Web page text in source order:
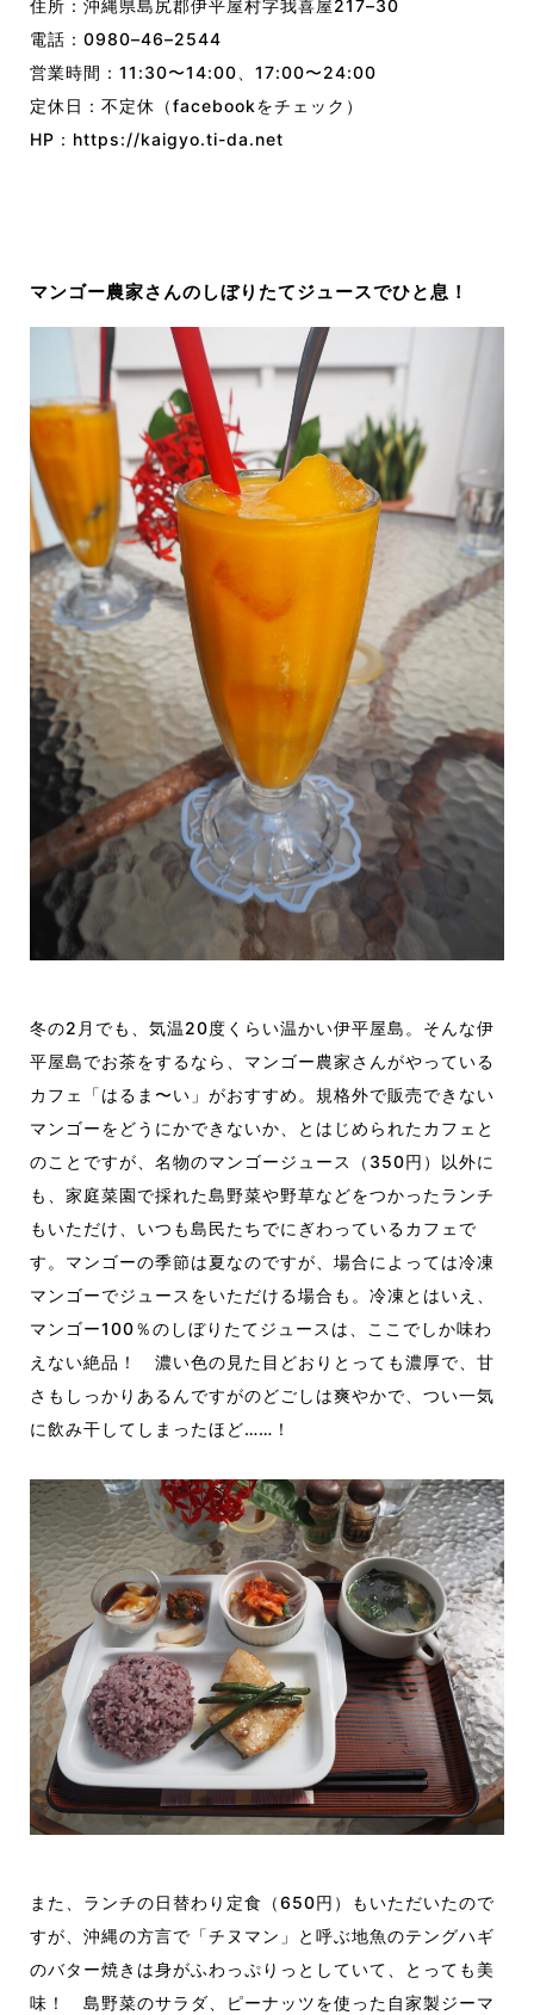
住所：沖縄県島尻郡伊平屋村字我喜屋217–30
電話： 0980–46–2544
営業時間： 11 :30〜14:00、17:00〜24:00
定休日：不定休（facebookをチェック）
HP： https://kaigyo.ti-da.net
マンゴー農家さんのしぼりたてジュースでひと息！
冬の2月でも、 気温20度くらい温かい伊平屋島。 そんな伊
平屋島でお茶をするなら、マンゴー農家さんがやっている
カフェ「はるま〜い」がおすすめ。 規格外で販売できない
マンゴーをどうにかできないか、とはじめられたカフェと
のことですが、名物のマンゴージュース
（ 350円） 以外に
も、 家庭菜園で採れた島野菜や野草などをつかったランチ
もいただけ、いつも島民たちでにぎわっているカフェで
す。マンゴーの季節は夏なのですが、場合によっては冷凍
マンゴーでジュースをいただける場合も。冷凍とはいえ、
マンゴー100％のしぼりたてジュースは、ここでしか味わ
えない絶品 ！ 濃い色の見た目どおりとって も濃厚で、甘
さも しっかり ある んですがのどご しは爽やかで つい一気
に飲み干してしまったほど……！
また、ランチの日替わり 定食（650円）
もいただいたので
すが、沖縄の方言で「チヌマン 」と呼ぶ地魚のテングハギ
のバター焼きは身がふわっぷりっ としていて、とっても美
味！ 島野菜のサラダ、
ピーナッツを使った自家製ジーマ